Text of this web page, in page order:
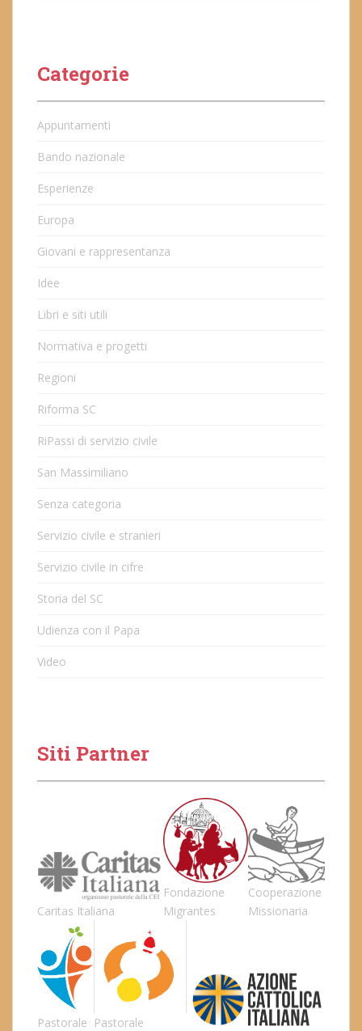
Categorie
Appuntamenti
Bando nazionale
Esperienze
Europa
Giovani e rappresentanza
Idee
Libri e siti utili
Normativa e progetti
Regioni
Riforma SC
RiPassi di servizio civile
San Massimiliano
Senza categoria
Servizio civile e stranieri
Servizio civile in cifre
Storia del SC
Udienza con il Papa
Video
Siti Partner
Caritas Italiana
Fondazione
Migrantes
Cooperazione
Missionaria
Pastorale Pastorale